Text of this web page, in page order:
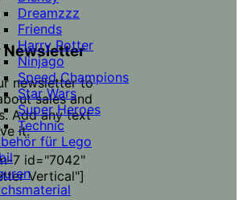
Newsletter
newsletter to
sales and
Add any text
it.
7 id="7042"
Vertical"]
Dreamzzz
Friends
Harry Potter
Ninjago
Speed Champions
Star Wars
Super Heroes
Technic
für Lego